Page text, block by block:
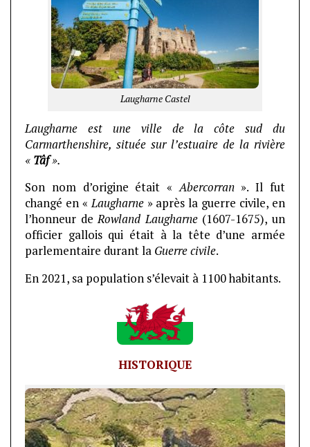
Laugharne Castel
Laugharne est une ville de la côte sud du
Carmarthenshire, située sur l’estuaire de la rivière
« Tâf».
Son nom d’origine était «Abercorran». Il fut
changé en «Laugharne» après la guerre civile, en
l’honneur deRowland Laugharne(1607-1675), un
officier gallois qui était à la tête d’une armée
parlementaire durant la Guerre civile.
En 2021, sa population s’élevait à 1100 habitants.
HISTORIQUE